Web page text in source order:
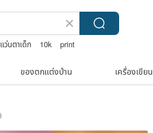
แว่นตาเด็ก 10k
print
ของตกแต่งบ้าน เครื่องเขียน